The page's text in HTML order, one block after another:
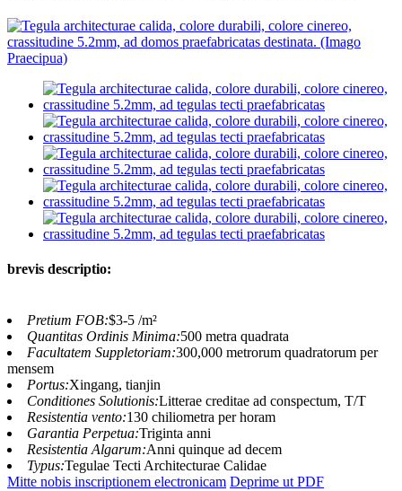
brevis descriptio:
Pretium FOB:$3-5 /m²
Quantitas Ordinis Minima:500 metra quadrata
Facultatem Suppletoriam:300,000 metrorum quadratorum per
mensem
Portus:Xingang, tianjin
Conditiones Solutionis:Litterae creditae ad conspectum, T/T
Resistentia vento:130 chiliometra per horam
Garantia Perpetua:Triginta anni
Resistentia Algarum:Anni quinque ad decem
Typus:Tegulae Tecti Architecturae Calidae
Mitte nobis inscriptionem electronicam Deprime ut PDF